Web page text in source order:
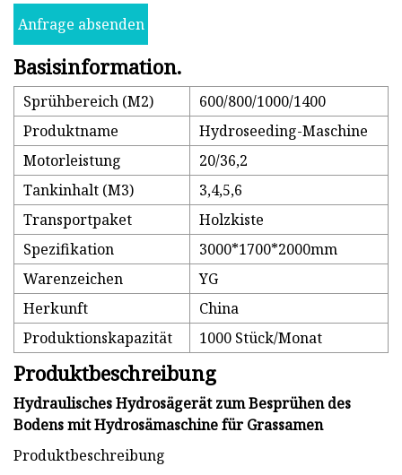
Anfrage absenden
Basisinformation.
Sprühbereich (M2)
600/800/1000/1400
Produktname
Hydroseeding-Maschine
Motorleistung
20/36,2
Tankinhalt (M3)
3,4,5,6
Transportpaket
Holzkiste
Spezifikation
3000*1700*2000mm
Warenzeichen
YG
Herkunft
China
Produktionskapazität
1000 Stück/Monat
Produktbeschreibung
Hydraulisches Hydrosägerät zum Besprühen des
Bodens mit Hydrosämaschine für Grassamen
Produktbeschreibung